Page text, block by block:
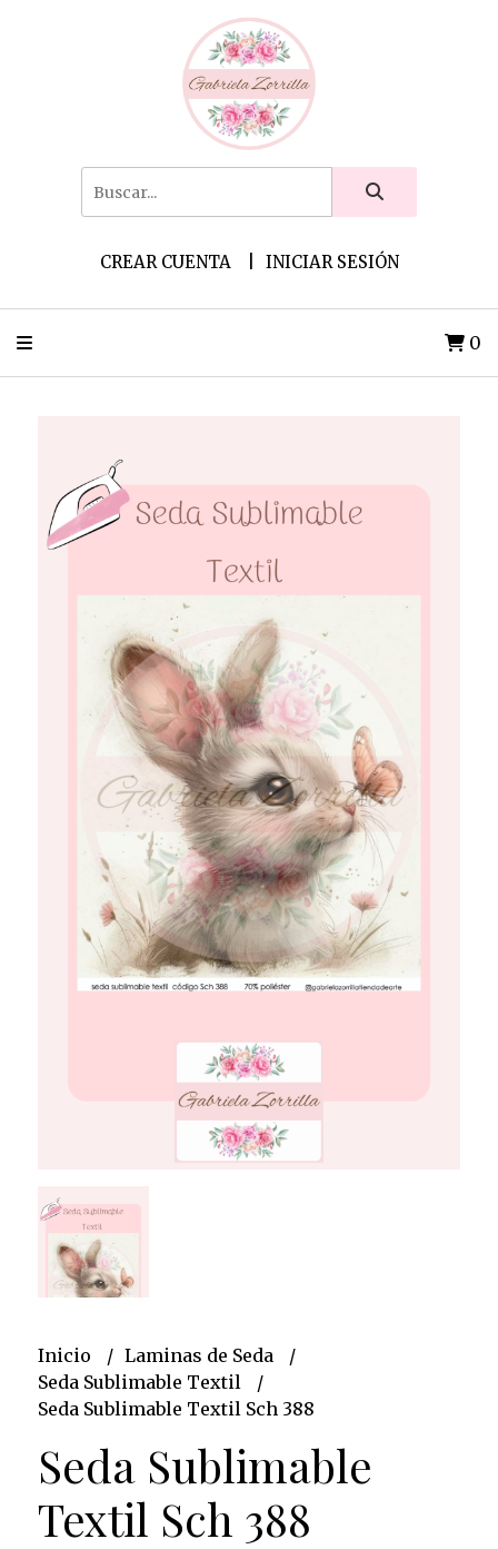
CREAR CUENTA INICIAR SESIÓN
0
Inicio
Laminas de Seda
Seda Sublimable Textil
Seda Sublimable Textil Sch 388
Seda Sublimable
Textil Sch 388